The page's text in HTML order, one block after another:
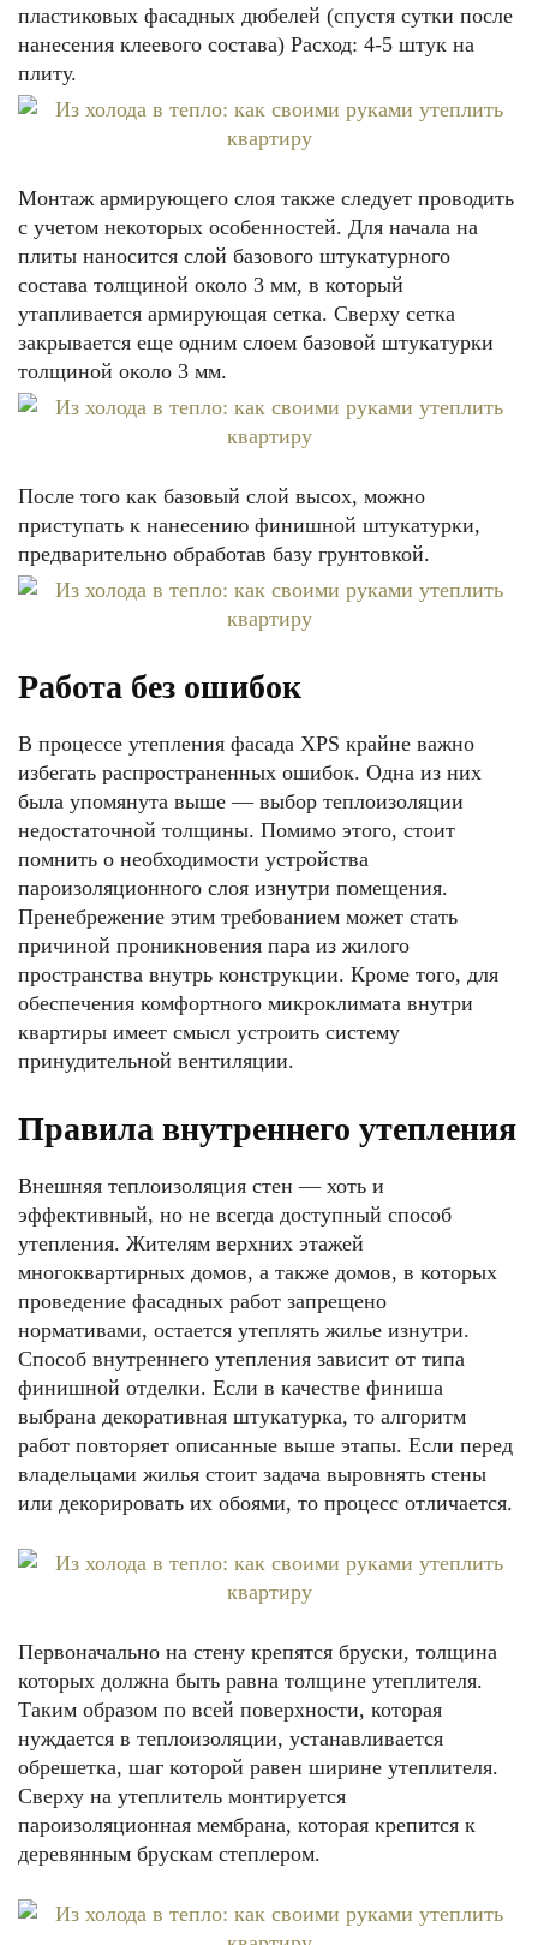
пластиковых фасадных дюбелей (спустя сутки после
нанесения клеевого состава) Расход: 4-5 штук на
плиту.
Монтаж армирующего слоя также следует проводить
с учетом некоторых особенностей. Для начала на
плиты наносится слой базового штукатурного
состава толщиной около 3 мм, в который
утапливается армирующая сетка. Сверху сетка
закрывается еще одним слоем базовой штукатурки
толщиной около 3 мм.
После того как базовый слой высох, можно
приступать к нанесению финишной штукатурки,
предварительно обработав базу грунтовкой.
Работа без ошибок
В процессе утепления фасада XPS крайне важно
избегать распространенных ошибок. Одна из них
была упомянута выше — выбор теплоизоляции
недостаточной толщины. Помимо этого, стоит
помнить о необходимости устройства
пароизоляционного слоя изнутри помещения.
Пренебрежение этим требованием может стать
причиной проникновения пара из жилого
пространства внутрь конструкции. Кроме того, для
обеспечения комфортного микроклимата внутри
квартиры имеет смысл устроить систему
принудительной вентиляции.
Правила внутреннего утепления
Внешняя теплоизоляция стен — хоть и
эффективный, но не всегда доступный способ
утепления. Жителям верхних этажей
многоквартирных домов, а также домов, в которых
проведение фасадных работ запрещено
нормативами, остается утеплять жилье изнутри.
Способ внутреннего утепления зависит от типа
финишной отделки. Если в качестве финиша
выбрана декоративная штукатурка, то алгоритм
работ повторяет описанные выше этапы. Если перед
владельцами жилья стоит задача выровнять стены
или декорировать их обоями, то процесс отличается.
Первоначально на стену крепятся бруски, толщина
которых должна быть равна толщине утеплителя.
Таким образом по всей поверхности, которая
нуждается в теплоизоляции, устанавливается
обрешетка, шаг которой равен ширине утеплителя.
Сверху на утеплитель монтируется
пароизоляционная мембрана, которая крепится к
деревянным брускам степлером.